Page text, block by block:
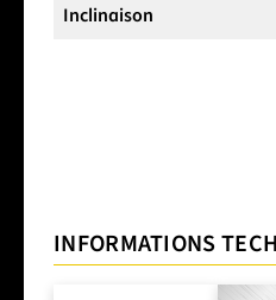
Inclinaison
INFORMATIONS